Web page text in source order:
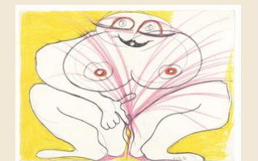
1981 (c) SAMMLUNG
VERBUND